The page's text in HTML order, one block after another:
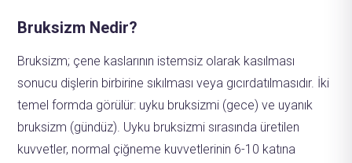
Bruksizm Nedir?
Bruksizm; çene kaslarının istemsiz olarak kasılması
sonucu dişlerin birbirine sıkılması veya gıcırdatılmasıdır. İki
temel formda görülür: uyku bruksizmi (gece) ve uyanık
bruksizm (gündüz). Uyku bruksizmi sırasında üretilen
kuvvetler, normal çiğneme kuvvetlerinin 6-10 katına